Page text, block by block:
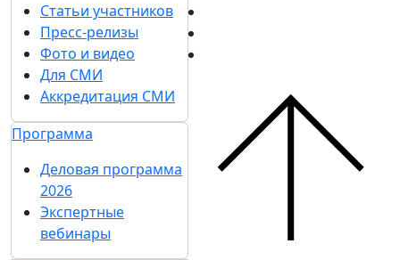
визовая поддержка
Пресс-центр
Новости выставки
Статьи участников
Пресс-релизы
Фото и видео
Для СМИ
Аккредитация СМИ
Программа